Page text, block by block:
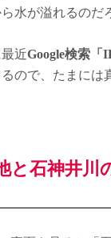
水が溢れるの
近Google検索「
ので、たまには
と石神井川